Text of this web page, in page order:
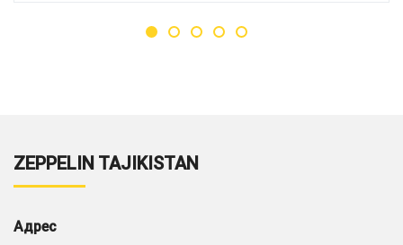
ZEPPELIN TAJIKISTAN
Адрес